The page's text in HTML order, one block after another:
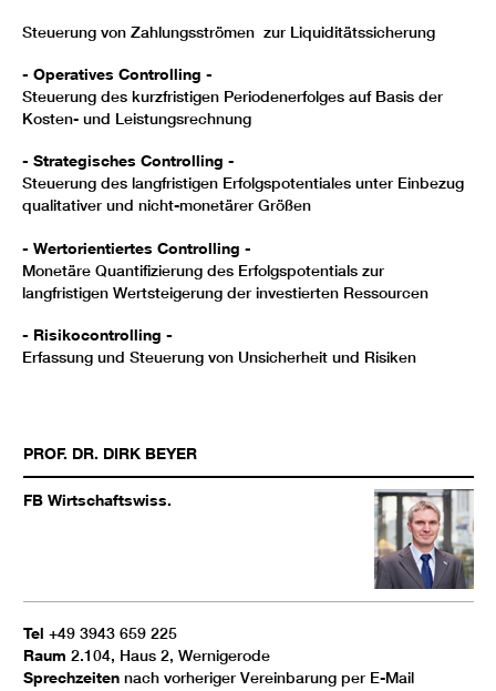
Steuerung von Zahlungsströmen zur Liquiditätssicherung
- Operatives Controlling -
Steuerung des kurzfristigen Periodenerfolges auf Basis der
Kosten- und Leistungsrechnung
- Strategisches Controlling -
Steuerung des langfristigen Erfolgspotentiales unter Einbezug
qualitativer und nicht-monetärer Größen
- Wertorientiertes Controlling -
Monetäre Quantifizierung des Erfolgspotentials zur
langfristigen Wertsteigerung der investierten Ressourcen
- Risikocontrolling -
Erfassung und Steuerung von Unsicherheit und Risiken
PROF. DR. DIRK BEYER
FB Wirtschaftswiss.
Tel +49 3943 659 225
Raum 2.104, Haus 2, Wernigerode
Sprechzeiten nach vorheriger Vereinbarung per E-Mail